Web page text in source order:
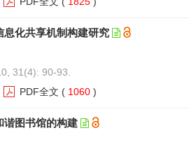
息化共享机制构建研究
31(4): 90-93.
PDF全文 ( 1060 )
谐图书馆的构建